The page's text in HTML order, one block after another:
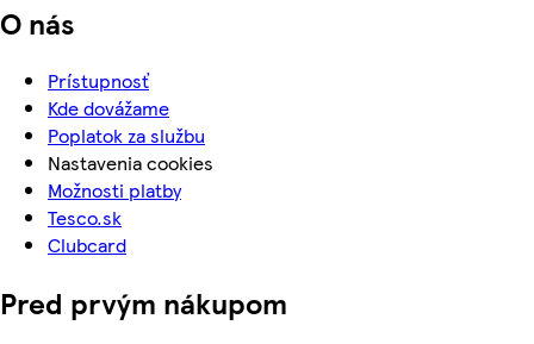
O nás
Prístupnosť
Kde dovážame
Poplatok za službu
Nastavenia cookies
Možnosti platby
Tesco.sk
Clubcard
Pred prvým nákupom